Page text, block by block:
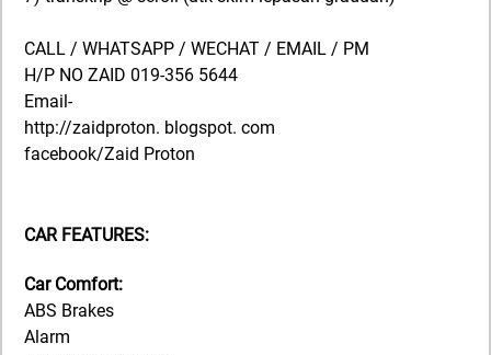
CALL / WHATSAPP / WECHAT / EMAIL / PM
H/P NO ZAID 019-356 5644
Email-
http://zaidproton. blogspot. com
facebook/Zaid Proton
CAR FEATURES:
Car Comfort:
ABS Brakes
Alarm